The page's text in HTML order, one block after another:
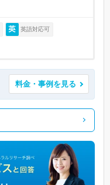
英語対応可
料金・事例を見る